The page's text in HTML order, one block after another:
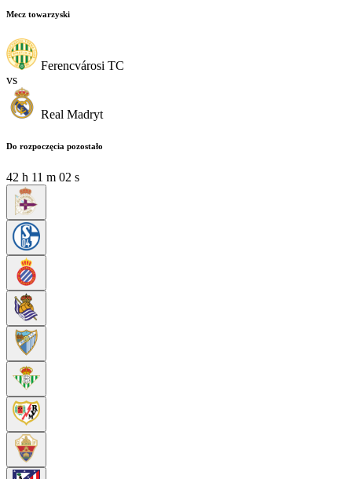
Mecz towarzyski
Ferencvárosi TC
vs
Real Madryt
Do rozpoczęcia pozostało
42 h 11 m 00 s